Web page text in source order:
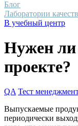
Блог
Лаборатории
В учебный центр
Нужен ли
проекте?
QA Тест
Выпускаемые
периодически